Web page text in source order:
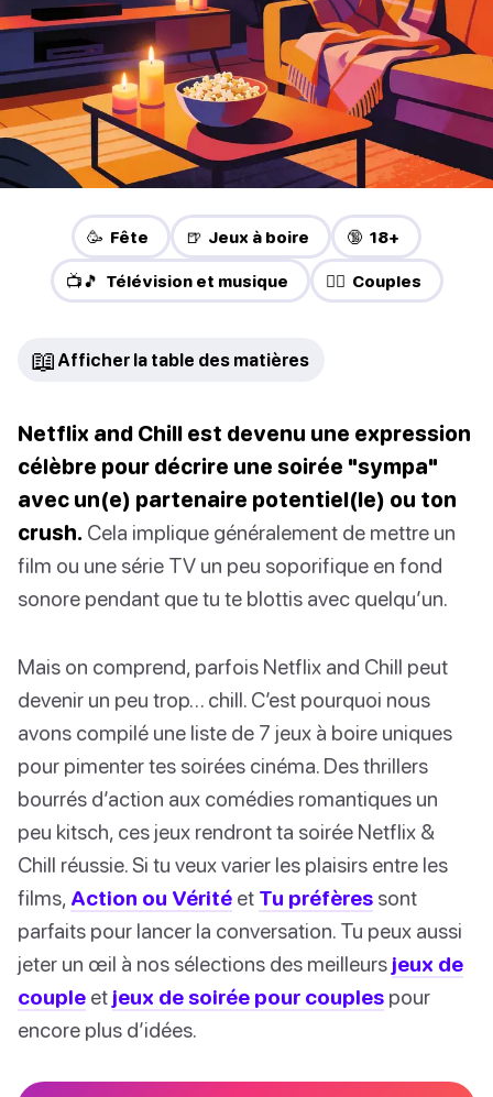
🥳 Fête 🍺 Jeux à boire 🔞 18+
📺🎵 Télévision et musique ❤️‍🔥 Couples
📖 Afficher la table des matières
Netflix and Chill est devenu une expression
célèbre pour décrire une soirée "sympa"
avec un(e) partenaire potentiel(le) ou ton
crush. Cela implique généralement de mettre un
film ou une série TV un peu soporifique en fond
sonore pendant que tu te blottis avec quelqu’un.
Mais on comprend, parfois Netflix and Chill peut
devenir un peu trop… chill. C’est pourquoi nous
avons compilé une liste de 7 jeux à boire uniques
pour pimenter tes soirées cinéma. Des thrillers
bourrés d’action aux comédies romantiques un
peu kitsch, ces jeux rendront ta soirée Netflix &
Chill réussie. Si tu veux varier les plaisirs entre les
films, Action ou Vérité et Tu préfères sont
parfaits pour lancer la conversation. Tu peux aussi
jeter un œil à nos sélections des meilleurs jeux de
couple et jeux de soirée pour couples pour
encore plus d’idées.